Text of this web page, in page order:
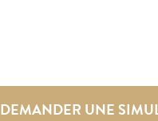
DEMANDER UNE